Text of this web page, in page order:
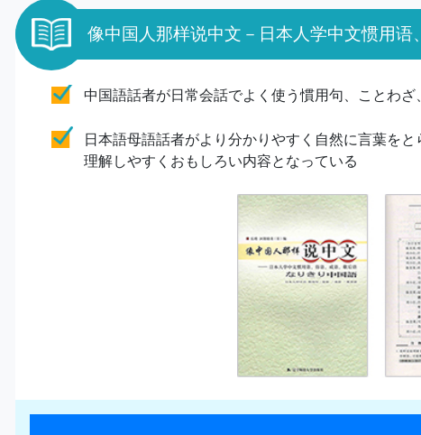
像中国人那样说中文－日本人学中文惯用语
中国語話者が日常会話でよく使う慣用句、ことわ
日本語母語話者がより分かりやすく自然に言葉をと
理解しやすくおもしろい内容となっている